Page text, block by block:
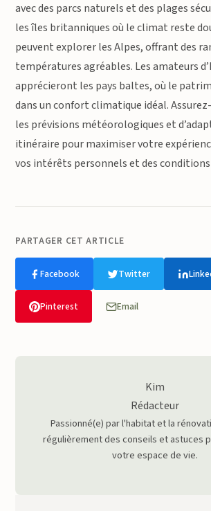
avec des parcs naturels et des plages
les îles britanniques où le climat reste
peuvent explorer les Alpes, offrant des
températures agréables. Les amateurs
apprécieront les pays baltes, où le
dans un confort climatique idéal.
les prévisions météorologiques et
itinéraire pour maximiser votre
vos intérêts personnels et des
PARTAGER CET ARTICLE
Facebook Twitter
Pinterest Email
Kim
Rédacteur
Passionné(e) par l'habitat et la
régulièrement des conseils et astuces
votre espace de vie.